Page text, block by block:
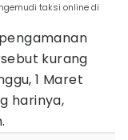
taksi online di
kurang
1 Maret
harinya,